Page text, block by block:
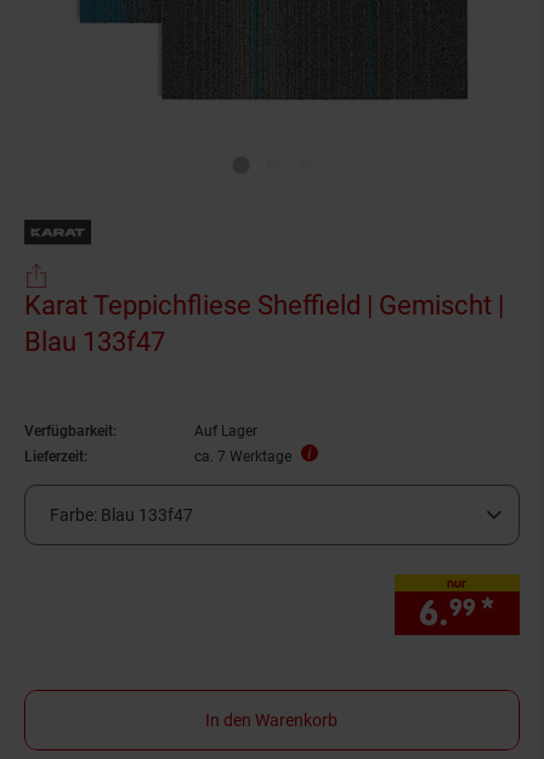
Karat Teppichfliese Sheffield | Gemischt |
Blau 133f47
Verfügbarkeit:
Auf Lager
Lieferzeit:
ca. 7 Werktage
Farbe: Blau 133f47
nur
6.99 *
In den Warenkorb